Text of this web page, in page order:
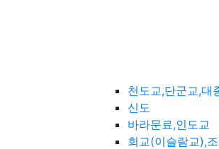
천도교,단군교,대
신도
바라문료,인도교
회교(이슬람교),